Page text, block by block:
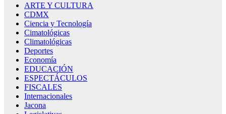
ARTE Y CULTURA
CDMX
Ciencia y Tecnología
Cimatológicas
Climatológicas
Deportes
Economía
EDUCACIÓN
ESPECTÁCULOS
FISCALES
Internacionales
Jacona